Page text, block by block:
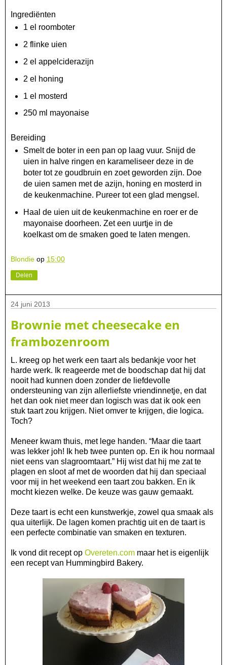
Ingrediënten
1 el roomboter
2 flinke uien
2 el appelciderazijn
2 el honing
1 el mosterd
250 ml mayonaise
Bereiding
Smelt de boter in een pan op laag vuur. Snijd de
uien in halve ringen en karameliseer deze in de
boter tot ze goudbruin en zoet geworden zijn. Doe
de uien samen met de azijn, honing en mosterd in
de keukenmachine. Pureer tot een glad mengsel.
Haal de uien uit de keukenmachine en roer er de
mayonaise doorheen. Zet een uurtje in de
koelkast om de smaken goed te laten mengen.
Blondie op 15:00
Delen
24 juni 2013
Brownie met cheesecake en
frambozenroom
L. kreeg op het werk een taart als bedankje voor het
harde werk. Ik reageerde met de boodschap dat hij dat
nooit had kunnen doen zonder de liefdevolle
ondersteuning van zijn allerliefste vriendinnetje, en dat
het dan ook niet meer dan logisch was dat ik ook een
stuk taart zou krijgen. Niet omver te krijgen, die logica.
Toch?
Meneer kwam thuis, met lege handen. “Maar die taart
was lekker joh! Ik heb twee punten op. En ik hou normaal
niet eens van slagroomtaart.” Hij wist dat hij me zat te
plagen en sloot af met de woorden dat hij dan speciaal
voor mij in het weekend een taart zou bakken. En ik
mocht kiezen welke. De keuze was gauw gemaakt.
Deze taart is echt een kunstwerkje, zowel qua smaak als
qua uiterlijk. De lagen komen prachtig uit en de taart is
een perfecte combinatie van smaken en texturen.
Ik vond dit recept op Overeten.com maar het is eigenlijk
een recept van Hummingbird Bakery.